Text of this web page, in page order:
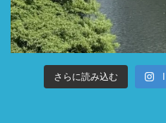
さらに読み込む